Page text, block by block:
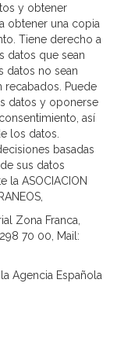
y obtener
obtener una copia
Tiene derecho a
datos que sean
datos no sean
recabados. Puede
datos y oponerse
así
los datos.
basadas
sus datos
la ASOCIACION
Zona Franca,
70 00, Mail:
Agencia Española